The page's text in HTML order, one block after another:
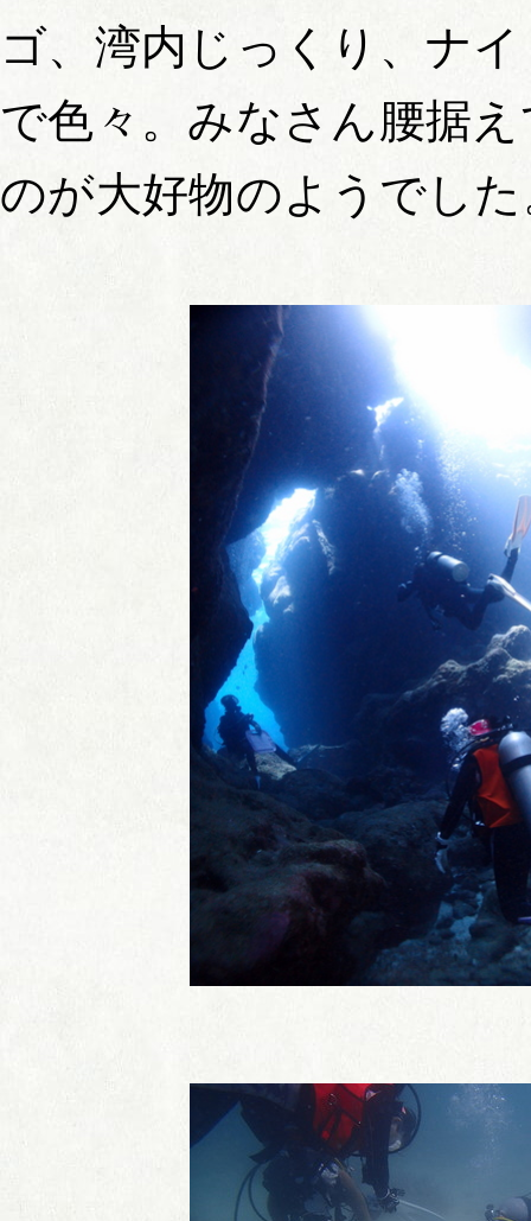
ゴ、湾内じっくり、ナ
で色々。みなさん腰据
のが大好物のようでし